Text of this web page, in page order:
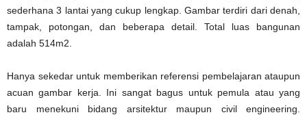
sederhana 3 lantai yang cukup lengkap. Gambar terdiri dari denah,
tampak, potongan, dan beberapa detail. Total luas bangunan
adalah 514m2.
Hanya sekedar untuk memberikan referensi pembelajaran ataupun
acuan gambar kerja. Ini sangat bagus untuk pemula atau yang
baru menekuni bidang arsitektur maupun civil engineering.